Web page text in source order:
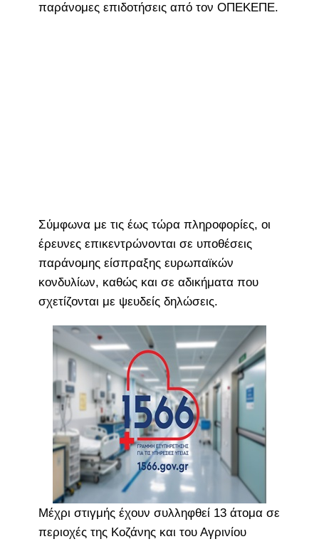
παράνομες επιδοτήσεις από τον ΟΠΕΚΕΠΕ.
Σύμφωνα με τις έως τώρα πληροφορίες, οι
έρευνες επικεντρώνονται σε υποθέσεις
παράνομης είσπραξης ευρωπαϊκών
κονδυλίων, καθώς και σε αδικήματα που
σχετίζονται με ψευδείς δηλώσεις.
Μέχρι στιγμής έχουν συλληφθεί 13 άτομα σε
περιοχές της Κοζάνης και του Αγρινίου